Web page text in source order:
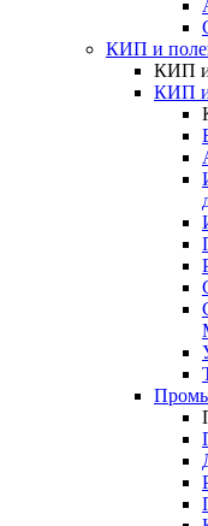
КИП и
КИП и
КИП и